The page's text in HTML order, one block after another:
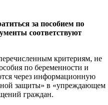
за пособием по
соответствуют
критериям, не
по беременности и
через информационную
защиты» в «упреждающем
граждан.